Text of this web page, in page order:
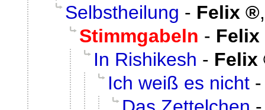
Selbstheilung - Felix
Stimmgabeln - Felix
In Rishikesh - Felix
Ich weiß es nicht